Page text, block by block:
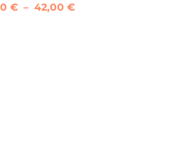
€ – 42,00 €